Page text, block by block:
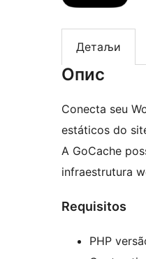
Детаљи
Опис
Conecta seu
estáticos do
A GoCache
infraestrutura
Requisitos
PHP